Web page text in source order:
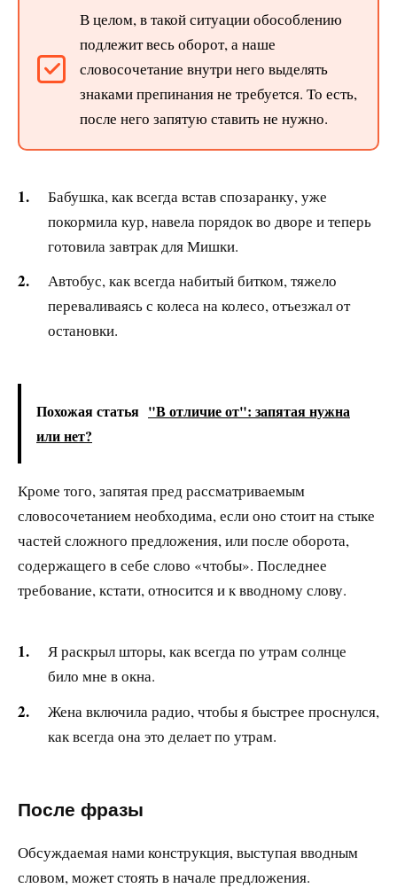
В целом, в такой ситуации обособлению
подлежит весь оборот, а наше
словосочетание внутри него выделять
знаками препинания не требуется. То есть,
после него запятую ставить не нужно.
Бабушка, как всегда встав спозаранку, уже
покормила кур, навела порядок во дворе и теперь
готовила завтрак для Мишки.
Автобус, как всегда набитый битком, тяжело
переваливаясь с колеса на колесо, отъезжал от
остановки.
Похожая статья "В отличие от": запятая нужна
или нет?
Кроме того, запятая пред рассматриваемым
словосочетанием необходима, если оно стоит на стыке
частей сложного предложения, или после оборота,
содержащего в себе слово «чтобы». Последнее
требование, кстати, относится и к вводному слову.
Я раскрыл шторы, как всегда по утрам солнце
било мне в окна.
Жена включила радио, чтобы я быстрее проснулся,
как всегда она это делает по утрам.
После фразы
Обсуждаемая нами конструкция, выступая вводным
словом, может стоять в начале предложения.